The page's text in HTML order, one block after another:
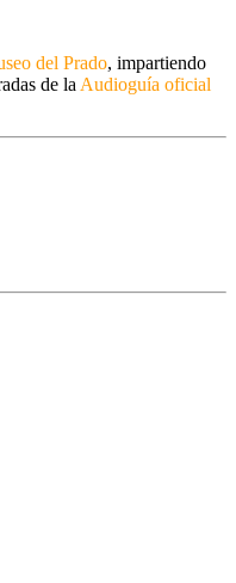
del Prado, impartiendo
de la Audioguía oficial